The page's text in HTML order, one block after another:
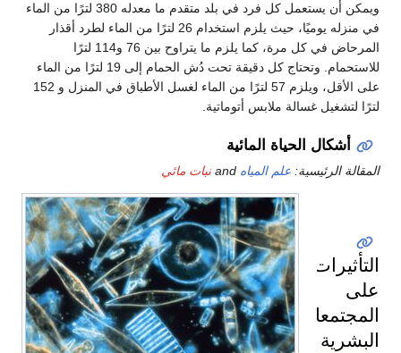
ويمكن أن يستعمل كل فرد في بلد متقدم ما معدله 380 لترًا من الماء
في منزله يوميًا، حيث يلزم استخدام 26 لترًا من الماء لطرد أقذار
المرحاض في كل مرة، كما يلزم ما يتراوح بين 76 و114 لترًا
للاستحمام. وتحتاج كل دقيقة تحت دُش الحمام إلى 19 لترًا من الماء
على الأقل، ويلزم 57 لترًا من الماء لغسل الأطباق في المنزل و 152
لترًا لتشغيل غسالة ملابس أتوماتية.
أشكال الحياة المائية
المقالة الرئيسية: علم المياه نبات مائي
التأثيرات
على
المجتمعات
البشرية